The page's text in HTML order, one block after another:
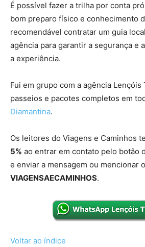
É possível fazer a trilha por conta
bom preparo físico e conhecimento
recomendável contratar um guia
agência para garantir a segurança e
a experiência.
Fui em grupo com a agência
passeios e pacotes completos em
Diamantina.
Os leitores do Viagens e Caminhos
5% ao entrar em contato pelo botão
e enviar a mensagem ou mencionar o
VIAGENSAECAMINHOS.
Voltar ao índice